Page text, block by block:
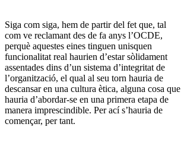
Siga com siga, hem de partir del fet que, tal
com ve reclamant des de fa anys l’OCDE,
perquè aquestes eines tinguen unisquen
funcionalitat real haurien d’estar sòlidament
assentades dins d’un sistema d’integritat de
l’organització, el qual al seu torn hauria de
descansar en una cultura ètica, alguna cosa que
hauria d’abordar-se en una primera etapa de
manera imprescindible. Per ací s’hauria de
començar, per tant.